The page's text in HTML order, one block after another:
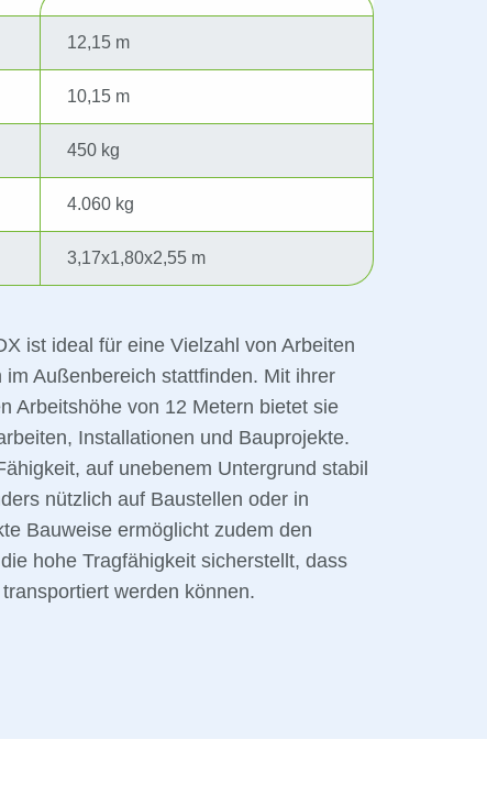
12,15 m
10,15 m
450 kg
4.060 kg
3,17x1,80x2,55 m
ist ideal für eine Vielzahl von Arbeiten
Außenbereich stattfinden. Mit ihrer
Arbeitshöhe von 12 Metern bietet sie
Installationen und Bauprojekte.
auf unebenem Untergrund stabil
nützlich auf Baustellen oder in
Bauweise ermöglicht zudem den
hohe Tragfähigkeit sicherstellt, dass
werden können.